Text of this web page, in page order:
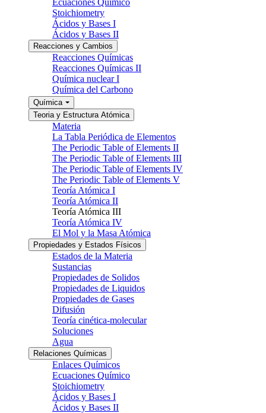
Stoichiometry
Ácidos y Bases I
Ácidos y Bases II
Reacciones y Cambios
Reacciones Químicas
Reacciones Químicas II
Química nuclear I
Química del Carbono
Química
Teoria y Estructura Atómica
Materia
La Tabla Periódica de Elementos
The Periodic Table of Elements II
The Periodic Table of Elements III
The Periodic Table of Elements IV
The Periodic Table of Elements V
Teoría Atómica I
Teoría Atómica II
Teoría Atómica III
Teoría Atómica IV
El Mol y la Masa Atómica
Propiedades y Estados Físicos
Estados de la Materia
Sustancias
Propiedades de Solidos
Propiedades de Liquidos
Propiedades de Gases
Difusión
Teoría cinética-molecular
Soluciones
Agua
Relaciones Químicas
Enlaces Químicos
Ecuaciones Químico
Stoichiometry
Ácidos y Bases I
Ácidos y Bases II